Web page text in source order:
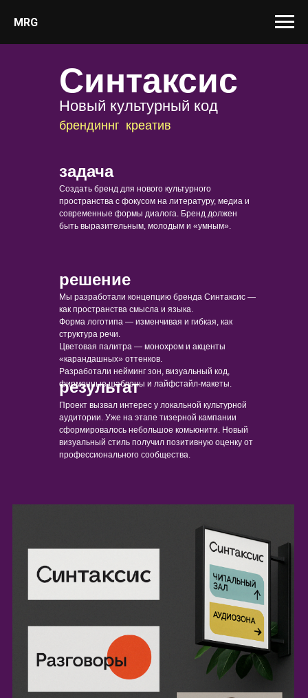
MRG
Синтаксис
Новый культурный код
брендиннг креатив
задача
Создать бренд для нового культурного
пространства с фокусом на литературу, медиа и
современные формы диалога. Бренд должен
быть выразительным, молодым и «умным».
решение
Мы разработали концепцию бренда Синтаксис —
как пространства смысла и языка.
Форма логотипа — изменчивая и гибкая, как
структура речи.
Цветовая палитра — монохром и акценты
«карандашных» оттенков.
Разработали нейминг зон, визуальный код,
фирменные шаблоны и лайфстайл-макеты.
результат
Проект вызвал интерес у локальной культурной
аудитории. Уже на этапе тизерной кампании
сформировалось небольшое комьюнити. Новый
визуальный стиль получил позитивную оценку от
профессионального сообщества.